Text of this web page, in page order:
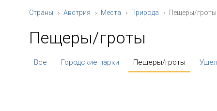
Страны Австрия Места Природа Пещеры/гроты
Пещеры/гроты
Все Городские парки Пещеры/гроты